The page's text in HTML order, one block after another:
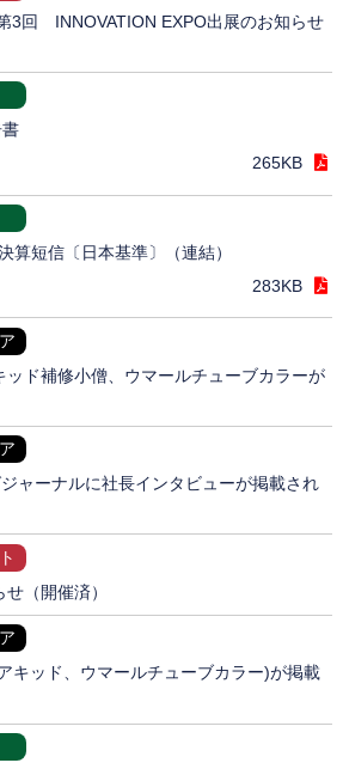
3回 INNOVATION EXPO出展のお知らせ
265KB
算短信〔日本基準〕（連結）
283KB
ッド補修小僧、ウマールチューブカラーが
ャーナルに社長インタビューが掲載され
（開催済）
キッド、ウマールチューブカラー)が掲載